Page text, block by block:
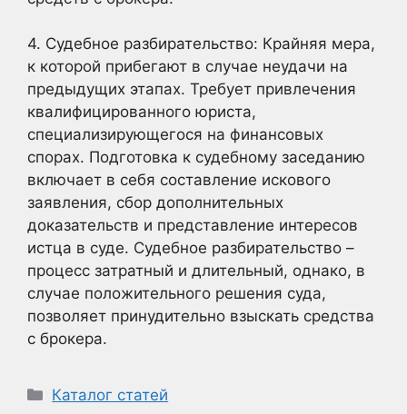
4. Судебное разбирательство: Крайняя мера,
к которой прибегают в случае неудачи на
предыдущих этапах. Требует привлечения
квалифицированного юриста,
специализирующегося на финансовых
спорах. Подготовка к судебному заседанию
включает в себя составление искового
заявления, сбор дополнительных
доказательств и представление интересов
истца в суде. Судебное разбирательство –
процесс затратный и длительный, однако, в
случае положительного решения суда,
позволяет принудительно взыскать средства
с брокера.
Рубрики
Каталог статей